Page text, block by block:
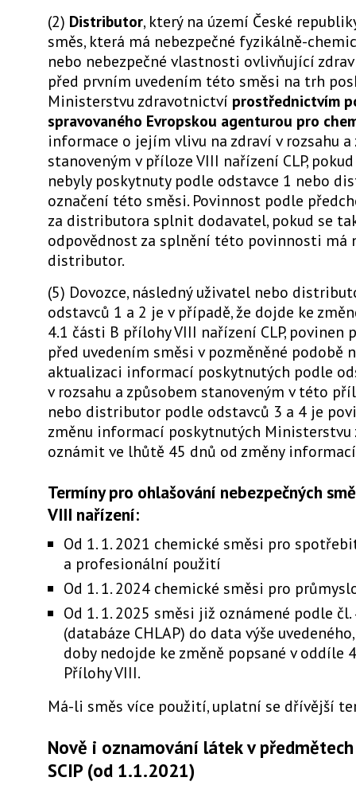
(2) Distributor, který na území České
směs, která má nebezpečné fyzikálně-
nebo nebezpečné vlastnosti ovlivňující
před prvním uvedením této směsi na trh
Ministerstvu zdravotnictví prostřednictvím
spravovaného Evropskou agenturou pro
informace o jejím vlivu na zdraví v rozsahu a
stanoveným v příloze VIII nařízení CLP,
nebyly poskytnuty podle odstavce 1 nebo
označení této směsi. Povinnost podle
za distributora splnit dodavatel, pokud se
odpovědnost za splnění této povinnosti má
distributor.
(5) Dovozce, následný uživatel nebo
odstavců 1 a 2 je v případě, že dojde ke
4.1 části B přílohy VIII nařízení CLP, povinen
před uvedením směsi v pozměněné podobě
aktualizaci informací poskytnutých podle
v rozsahu a způsobem stanoveným v této
nebo distributor podle odstavců 3 a 4 je
změnu informací poskytnutých
oznámit ve lhůtě 45 dnů od změny
Termíny pro ohlašování nebezpečných
VIII nařízení:
Od 1. 1. 2021 chemické směsi pro
a profesionální použití
Od 1. 1. 2024 chemické směsi pro
Od 1. 1. 2025 směsi již oznámené podle
(databáze CHLAP) do data výše
doby nedojde ke změně popsané v oddíle
Přílohy VIII.
Má-li směs více použití, uplatní se dřívější
Nově i oznamování látek v
SCIP (od 1.1.2021)